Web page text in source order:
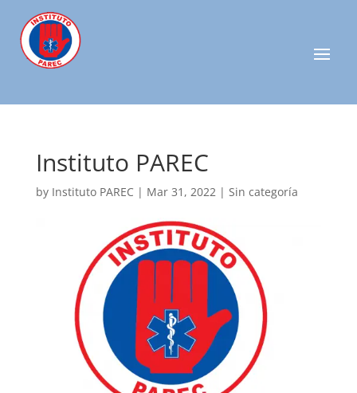
Instituto PAREC
by Instituto PAREC | Mar 31, 2022| Sin categoría